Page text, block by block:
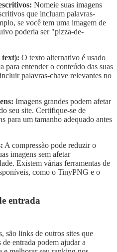
Nomeie suas imagens
que incluam palavras-
se você tem uma imagem de
poderia ser "pizza-de-
text): O texto alternativo é usado
para entender o conteúdo das suas
palavras-chave relevantes no
Imagens grandes podem afetar
seu site. Certifique-se de
para um tamanho adequado antes
A compressão pode reduzir o
imagens sem afetar
Existem várias ferramentas de
como o TinyPNG e o
entrada
são links de outros sites que
entrada podem ajudar a